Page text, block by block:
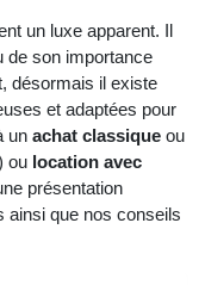
un luxe apparent. Il
de son importance
désormais il existe
et adaptées pour
un achat classique ou
ou location avec
présentation
ainsi que nos conseils